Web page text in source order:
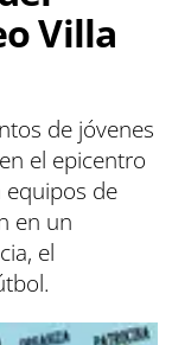
Villa
de jóvenes
el epicentro
de
en un
el